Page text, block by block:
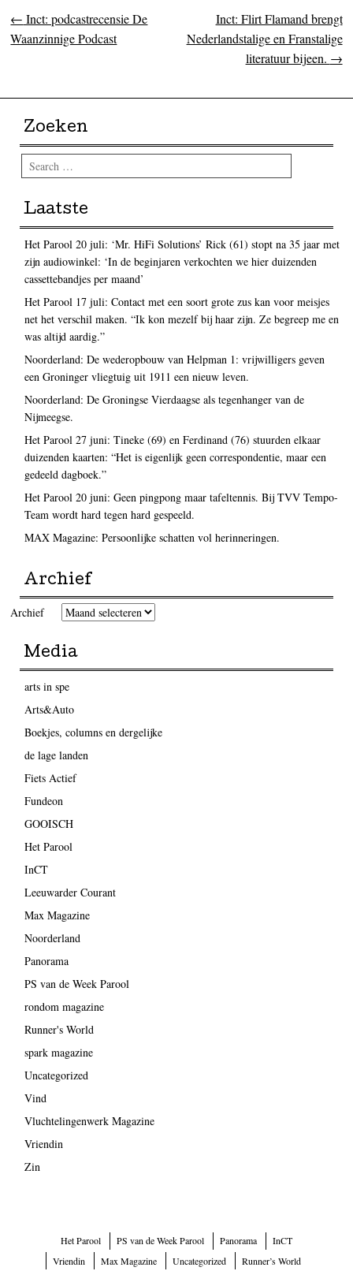
Post navigation
← Inct: podcastrecensie De
Waanzinnige Podcast
Inct: Flirt Flamand brengt
Nederlandstalige en Franstalige
literatuur bijeen. →
Zoeken
Search
Laatste
Het Parool 20 juli: ‘Mr. HiFi Solutions’ Rick (61) stopt na 35 jaar met
zijn audiowinkel: ‘In de beginjaren verkochten we hier duizenden
cassettebandjes per maand’
Het Parool 17 juli: Contact met een soort grote zus kan voor meisjes
net het verschil maken. “Ik kon mezelf bij haar zijn. Ze begreep me en
was altijd aardig.”
Noorderland: De wederopbouw van Helpman 1: vrijwilligers geven
een Groninger vliegtuig uit 1911 een nieuw leven.
Noorderland: De Groningse Vierdaagse als tegenhanger van de
Nijmeegse.
Het Parool 27 juni: Tineke (69) en Ferdinand (76) stuurden elkaar
duizenden kaarten: “Het is eigenlijk geen correspondentie, maar een
gedeeld dagboek.”
Het Parool 20 juni: Geen pingpong maar tafeltennis. Bij TVV Tempo-
Team wordt hard tegen hard gespeeld.
MAX Magazine: Persoonlijke schatten vol herinneringen.
Archief
Archief
Media
arts in spe
Arts&Auto
Boekjes, columns en dergelijke
de lage landen
Fiets Actief
Fundeon
GOOISCH
Het Parool
InCT
Leeuwarder Courant
Max Magazine
Noorderland
Panorama
PS van de Week Parool
rondom magazine
Runner's World
spark magazine
Uncategorized
Vind
Vluchtelingenwerk Magazine
Vriendin
Zin
Het Parool PS van de Week Parool Panorama
InCT
Vriendin
Max Magazine Uncategorized Runner’s World